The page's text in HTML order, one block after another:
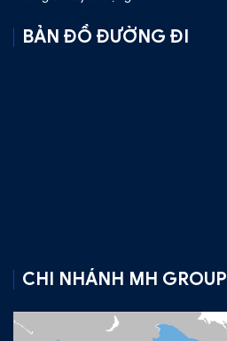
BẢN ĐỒ ĐƯỜNG ĐI
CHI NHÁNH MH GROUP